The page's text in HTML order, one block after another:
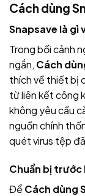
Cách dùng
Snapsave là gì
Trong bối cảnh
ngắn, Cách
thích về thiết bị
từ liên kết công
không yêu cầu
nguồn chính
quét virus tệp
Chuẩn bị trước
Để Cách dùng